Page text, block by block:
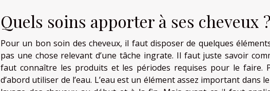
Quels soins apporter à ses cheveux ?
Pour un bon soin des cheveux, il faut disposer de quelques
pas une chose relevant d’une tâche ingrate. Il faut juste savoir
faut connaître les produits et les périodes requises pour le faire.
d’abord utiliser de l’eau. L’eau est un élément assez important dans